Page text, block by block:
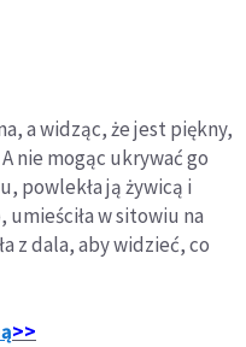
a widząc, że jest piękny,
nie mogąc ukrywać go
powlekła ją żywicą i
umieściła w sitowiu na
z dala, aby widzieć, co
>>